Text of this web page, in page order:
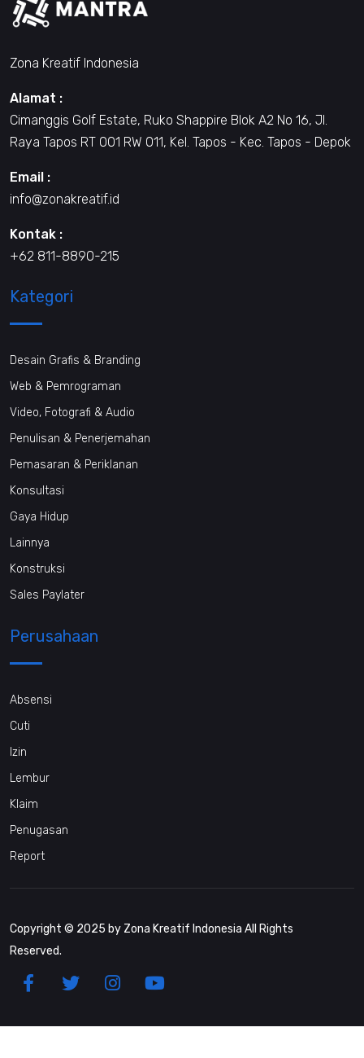
Zona Kreatif Indonesia
Alamat :
Cimanggis Golf Estate, Ruko Shappire Blok A2 No 16, Jl.
Raya Tapos RT 001 RW 011, Kel. Tapos - Kec. Tapos - Depok
Email :
info@zonakreatif.id
Kontak :
+62 811-8890-215
Kategori
Desain Grafis & Branding
Web & Pemrograman
Video, Fotografi & Audio
Penulisan & Penerjemahan
Pemasaran & Periklanan
Konsultasi
Gaya Hidup
Lainnya
Konstruksi
Sales Paylater
Perusahaan
Absensi
Cuti
Izin
Lembur
Klaim
Penugasan
Report
Copyright © 2025 by Zona Kreatif Indonesia All Rights
Reserved.